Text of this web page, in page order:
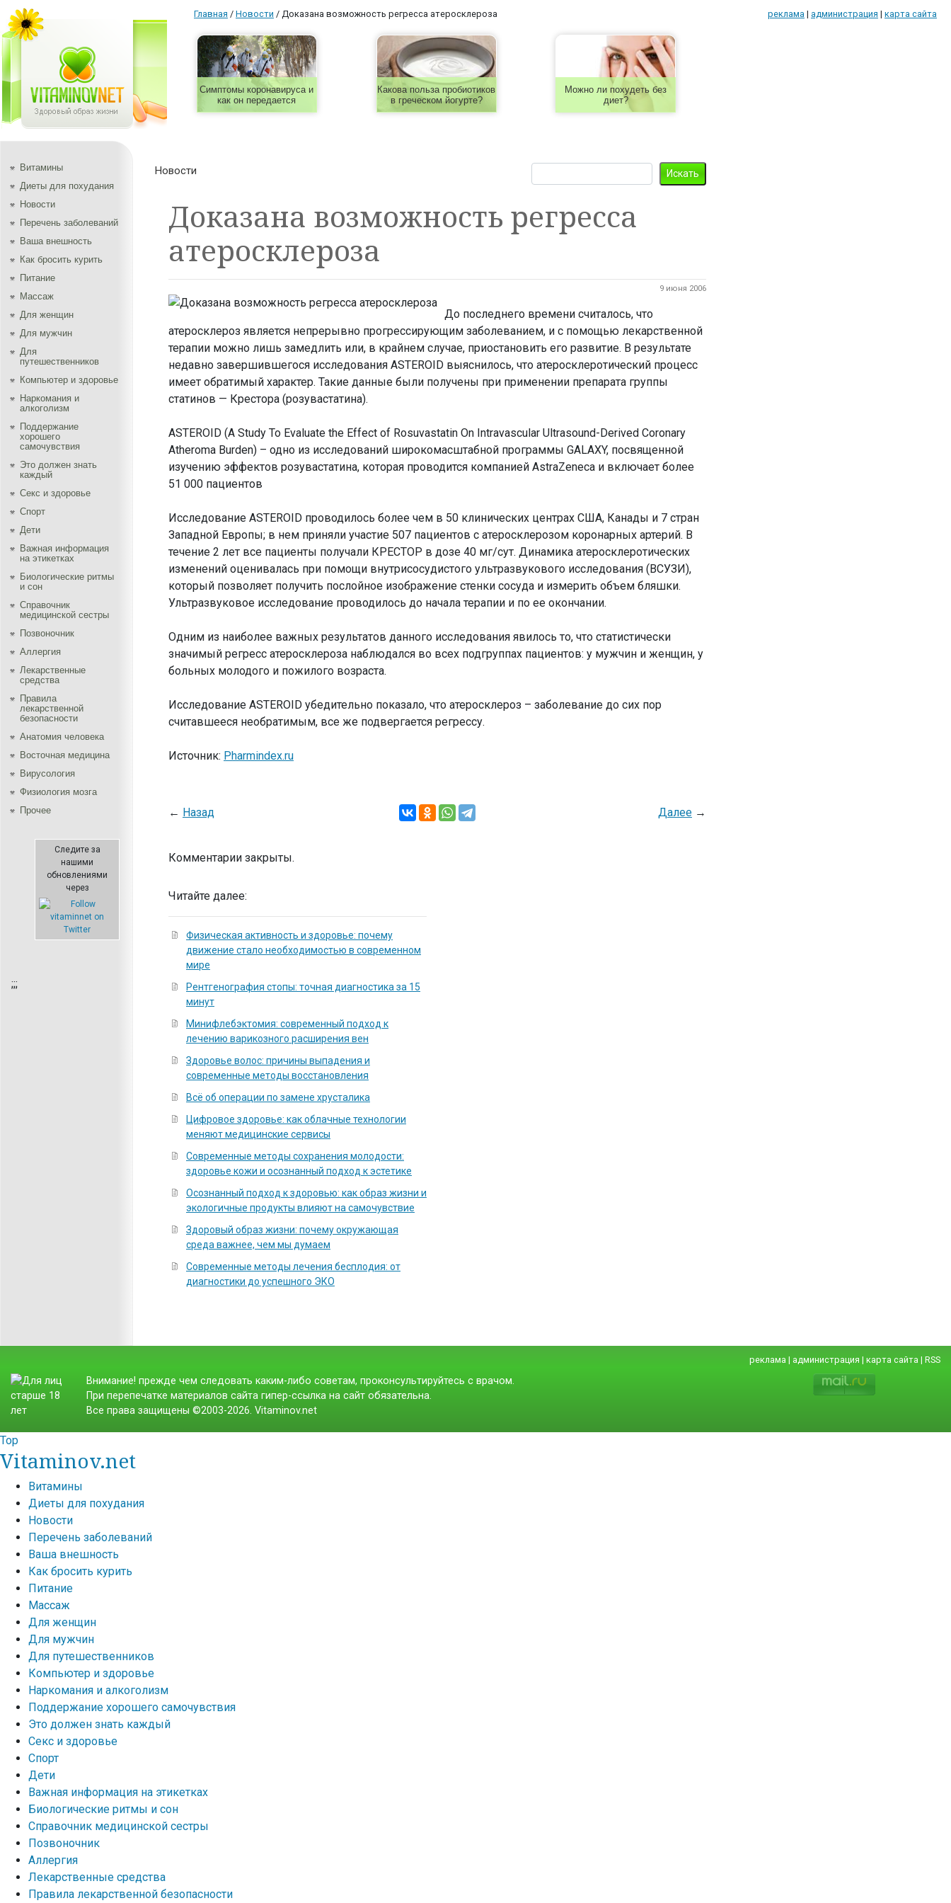
Главная / Новости / Доказана возможность регресса атеросклероза реклама | администрация | карта сайта
Симптомы коронавируса и
как он передается
Какова польза пробиотиков
в греческом йогурте?
Можно ли похудеть без
диет?
Витамины
Диеты для похудания
Новости
Перечень заболеваний
Ваша внешность
Как бросить курить
Питание
Массаж
Для женщин
Для мужчин
Для
путешественников
Компьютер и здоровье
Наркомания и
алкоголизм
Поддержание
хорошего
самочувствия
Это должен знать
каждый
Секс и здоровье
Спорт
Дети
Важная информация
на этикетках
Биологические ритмы
и сон
Справочник
медицинской сестры
Позвоночник
Аллергия
Лекарственные
средства
Правила
лекарственной
безопасности
Aнатомия человека
Восточная медицина
Вирусология
Физиология мозга
Прочее
Следите за
нашими
обновлениями
через
;;;
Новости
Доказана возможность регресса
атеросклероза
9 июня 2006
До последнего времени считалось, что
атеросклероз является непрерывно прогрессирующим заболеванием, и с помощью лекарственной
терапии можно лишь замедлить или, в крайнем случае, приостановить его развитие. В результате
недавно завершившегося исследования ASTEROID выяснилось, что атеросклеротический процесс
имеет обратимый характер. Такие данные были получены при применении препарата группы
статинов — Крестора (розувастатина).
ASTEROID (A Study To Evaluate the Effect of Rosuvastatin On Intravascular Ultrasound-Derived Coronary
Atheroma Burden) – одно из исследований широкомасштабной программы GALAXY, посвященной
изучению эффектов розувастатина, которая проводится компанией AstraZenecа и включает более
51 000 пациентов
Исследование ASTEROID проводилось более чем в 50 клинических центрах США, Канады и 7 стран
Западной Европы; в нем приняли участие 507 пациентов с атеросклерозом коронарных артерий. В
течение 2 лет все пациенты получали КРЕСТОР в дозе 40 мг/сут. Динамика атеросклеротических
изменений оценивалась при помощи внутрисосудистого ультразвукового исследования (ВСУЗИ),
который позволяет получить послойное изображение стенки сосуда и измерить объем бляшки.
Ультразвуковое исследование проводилось до начала терапии и по ее окончании.
Одним из наиболее важных результатов данного исследования явилось то, что статистически
значимый регресс атеросклероза наблюдался во всех подгруппах пациентов: у мужчин и женщин, у
больных молодого и пожилого возраста.
Исследование ASTEROID убедительно показало, что атеросклероз – заболевание до сих пор
считавшееся необратимым, все же подвергается регрессу.
Источник: Pharmindex.ru
← Назад Далее→
Комментарии закрыты.
Читайте далее:
Физическая активность и здоровье: почему
движение стало необходимостью в современном
мире
Рентгенография стопы: точная диагностика за 15
минут
Минифлебэктомия: современный подход к
лечению варикозного расширения вен
Здоровье волос: причины выпадения и
современные методы восстановления
Всё об операции по замене хрусталика
Цифровое здоровье: как облачные технологии
меняют медицинские сервисы
Современные методы сохранения молодости:
здоровье кожи и осознанный подход к эстетике
Осознанный подход к здоровью: как образ жизни и
экологичные продукты влияют на самочувствие
Здоровый образ жизни: почему окружающая
среда важнее, чем мы думаем
Современные методы лечения бесплодия: от
диагностики до успешного ЭКО
реклама | администрация | карта сайта | RSS
Внимание! прежде чем следовать каким-либо советам, проконсультируйтесь с врачом.
При перепечатке материалов сайта гипер-ссылка на сайт обязательна.
Все права защищены ©2003-2026. Vitaminov.net
Top
Vitaminov.net
Витамины
Диеты для похудания
Новости
Перечень заболеваний
Ваша внешность
Как бросить курить
Питание
Массаж
Для женщин
Для мужчин
Для путешественников
Компьютер и здоровье
Наркомания и алкоголизм
Поддержание хорошего самочувствия
Это должен знать каждый
Секс и здоровье
Спорт
Дети
Важная информация на этикетках
Биологические ритмы и сон
Справочник медицинской сестры
Позвоночник
Аллергия
Лекарственные средства
Правила лекарственной безопасности